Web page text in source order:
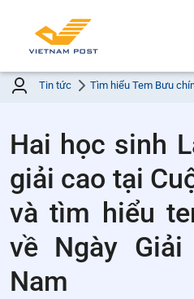
Tin tức Tìm hiểu Tem Bưu
Hai học sinh
giải cao tại
và tìm hiểu
về Ngày
Nam